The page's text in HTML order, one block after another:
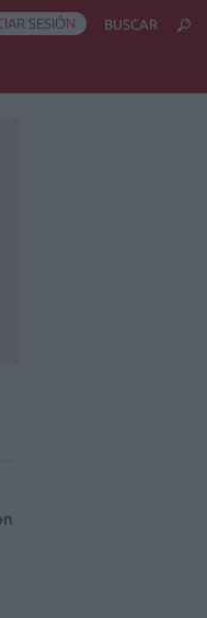
SESIÓN BUSCAR